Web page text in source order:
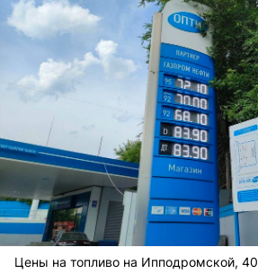
Цены на топливо на Ипподромской, 40